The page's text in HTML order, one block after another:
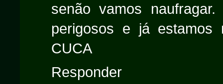
senão vamos
perigosos e já estamos
CUCA
Responder